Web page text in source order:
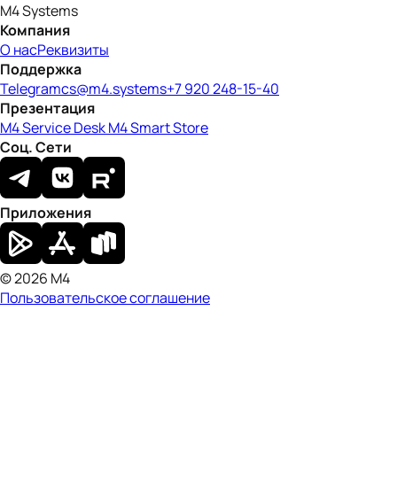
M4 Systems
Компания
О насРеквизиты
Поддержка
Telegramcs@m4.systems+7 920 248-15-40
Презентация
M4 Service DeskM4 Smart Store
Соц. Сети
Приложения
© 2026 M4
Пользовательское соглашение